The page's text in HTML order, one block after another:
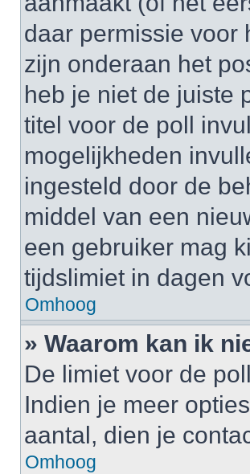
daar permissie voor
zijn onderaan het
heb je niet de juiste
titel voor de poll
mogelijkheden
ingesteld door de
middel van een
een gebruiker mag
tijdslimiet in dagen
Omhoog
» Waarom kan ik
De limiet voor de
Indien je meer
aantal, dien je
Omhoog